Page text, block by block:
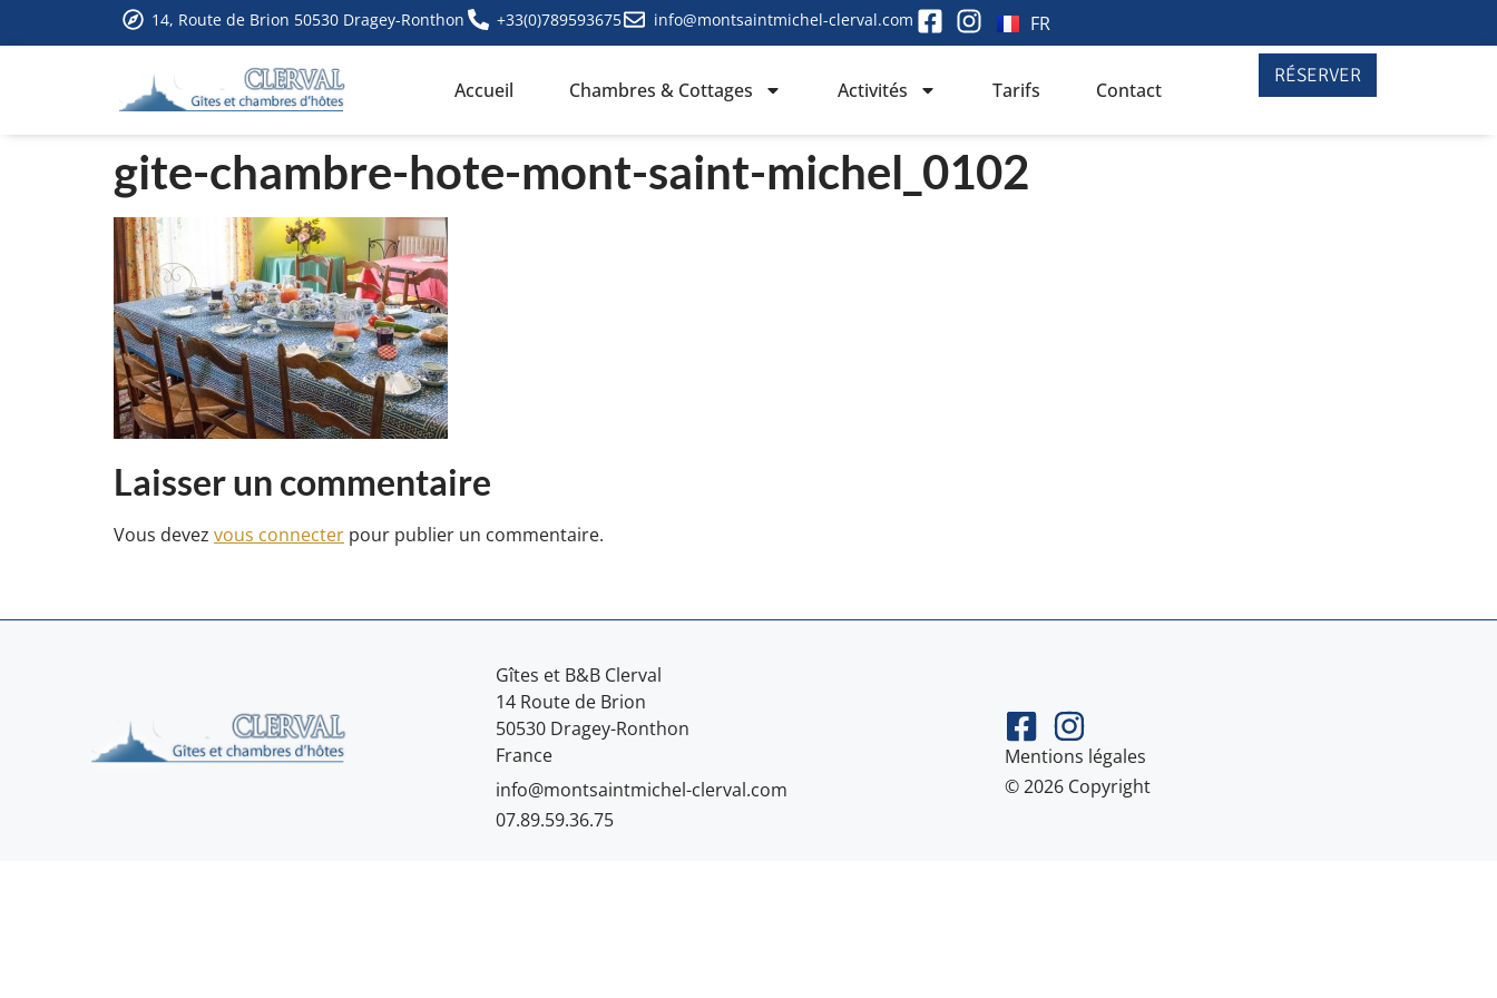
14, Route de Brion 50530 Dragey-Ronthon +33(0)789593675 info@montsaintmichel-clerval.com FR
Accueil Chambres & Cottages Activités Tarifs Contact
RÉSERVER
gite-chambre-hote-mont-saint-michel_0102
Laisser un commentaire
Vous devez vous connecter pour publier un commentaire.
Gîtes et B&B Clerval
14 Route de Brion
50530 Dragey-Ronthon
France
info@montsaintmichel-clerval.com
07.89.59.36.75
Mentions légales
© 2026 Copyright